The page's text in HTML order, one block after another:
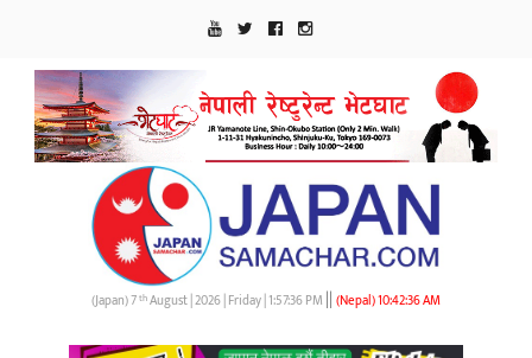
(Japan) 7thAugust | 2026 | Friday | 1:57:37 PM || (Nepal)10:42:37 AM